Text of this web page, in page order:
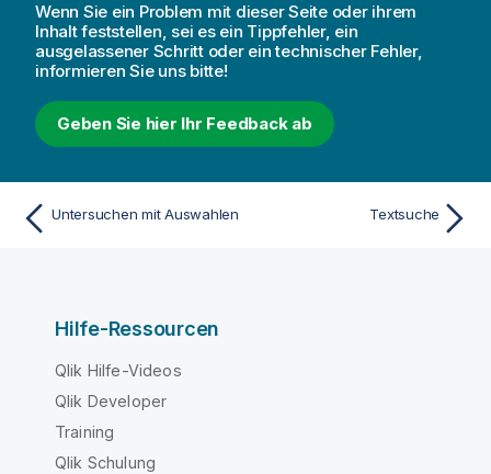
Wenn Sie ein Problem mit dieser Seite oder ihrem
Inhalt feststellen, sei es ein Tippfehler, ein
ausgelassener Schritt oder ein technischer Fehler,
informieren Sie uns bitte!
Geben Sie hier Ihr Feedback ab
Untersuchen mit Auswahlen Textsuche
Hilfe-Ressourcen
Qlik Hilfe-Videos
Qlik Developer
Training
Qlik Schulung